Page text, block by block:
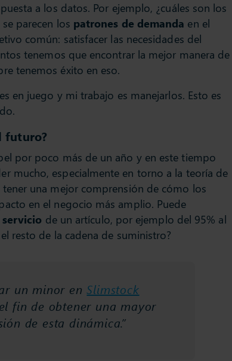
a los datos. Por ejemplo, ¿cuáles son los
parecen los patrones de demanda en el
común: satisfacer las necesidades del
tenemos que encontrar la mejor manera de
tenemos éxito en eso.
en juego y mi trabajo es manejarlos. Esto es
futuro?
por poco más de un año y en este tiempo
mucho, especialmente en torno a la teoría de
tener una mejor comprensión de cómo los
en el negocio más amplio. Puede
de un artículo, por ejemplo del 95% al
resto de la cadena de suministro?
un minor enSlimstock
fin de obtener una mayor
de esta dinámica.”